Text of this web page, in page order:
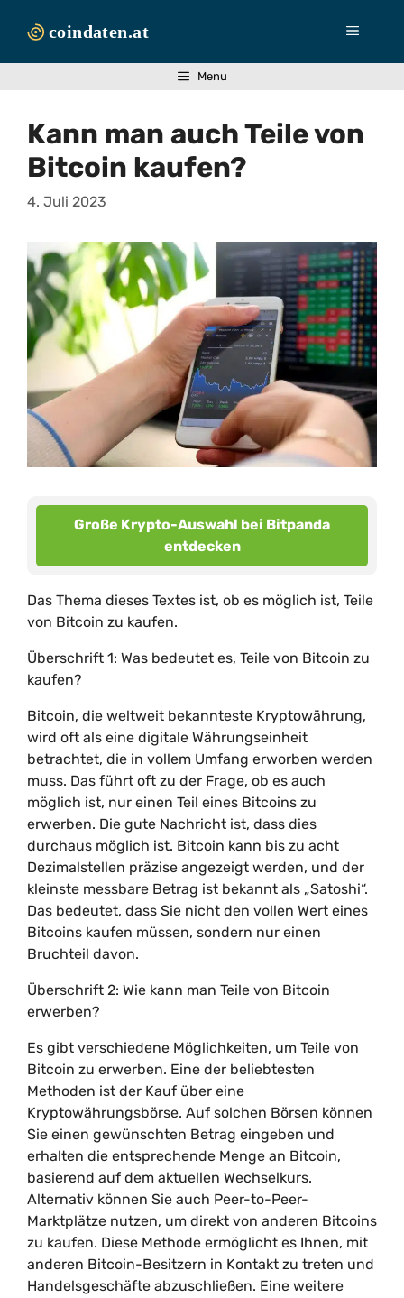
Inhalt
Menü
Menu
Kann man auch Teile von
Bitcoin kaufen?
4. Juli 2023
Große Krypto-Auswahl bei Bitpanda
entdecken
Das Thema dieses Textes ist, ob es möglich ist, Teile
von Bitcoin zu kaufen.
Überschrift 1: Was bedeutet es, Teile von Bitcoin zu
kaufen?
Bitcoin, die weltweit bekannteste Kryptowährung,
wird oft als eine digitale Währungseinheit
betrachtet, die in vollem Umfang erworben werden
muss. Das führt oft zu der Frage, ob es auch
möglich ist, nur einen Teil eines Bitcoins zu
erwerben. Die gute Nachricht ist, dass dies
durchaus möglich ist. Bitcoin kann bis zu acht
Dezimalstellen präzise angezeigt werden, und der
kleinste messbare Betrag ist bekannt als „Satoshi“.
Das bedeutet, dass Sie nicht den vollen Wert eines
Bitcoins kaufen müssen, sondern nur einen
Bruchteil davon.
Überschrift 2: Wie kann man Teile von Bitcoin
erwerben?
Es gibt verschiedene Möglichkeiten, um Teile von
Bitcoin zu erwerben. Eine der beliebtesten
Methoden ist der Kauf über eine
Kryptowährungsbörse. Auf solchen Börsen können
Sie einen gewünschten Betrag eingeben und
erhalten die entsprechende Menge an Bitcoin,
basierend auf dem aktuellen Wechselkurs.
Alternativ können Sie auch Peer-to-Peer-
Marktplätze nutzen, um direkt von anderen Bitcoins
zu kaufen. Diese Methode ermöglicht es Ihnen, mit
anderen Bitcoin-Besitzern in Kontakt zu treten und
Handelsgeschäfte abzuschließen. Eine weitere